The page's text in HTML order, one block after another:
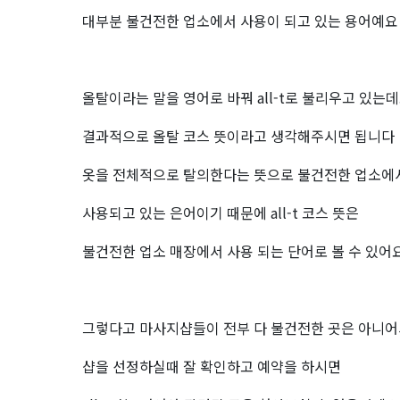
대부분 불건전한 업소에서 사용이 되고 있는 용어예요
올탈이라는 말을 영어로 바꿔 all-t로 불리우고 있는
결과적으로 올탈 코스 뜻이라고 생각해주시면 됩니다
옷을 전체적으로 탈의한다는 뜻으로 불건전한 업소에
사용되고 있는 은어이기 때문에 all-t 코스 뜻은
불건전한 업소 매장에서 사용 되는 단어로 볼 수 있어
그렇다고 마사지샵들이 전부 다 불건전한 곳은 아니
샵을 선정하실때 잘 확인하고 예약을 하시면